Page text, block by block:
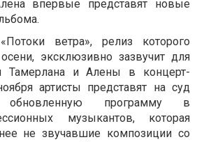
впервые представят новые
ветра», релиз которого
эксклюзивно зазвучит для
Тамерлана и Алены в концерт-
артисты представят на суд
программу в
музыкантов, которая
не звучавшие композиции со